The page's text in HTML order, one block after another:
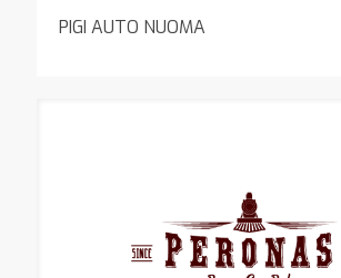
PIGI AUTO NUOMA